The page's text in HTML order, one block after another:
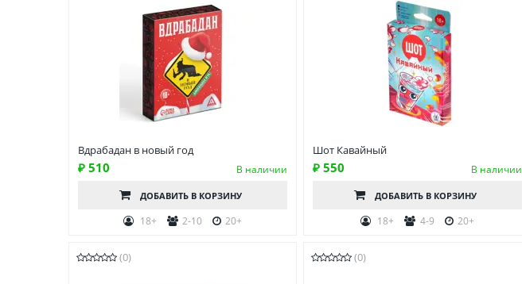
Вдрабадан в новый год
₽ 510 В наличии
ДОБАВИТЬ В КОРЗИНУ
18+ 2-10 20+
Шот Кавайный
₽ 550 В наличии
ДОБАВИТЬ В КОРЗИНУ
18+ 4-9 20+
(0) (0)